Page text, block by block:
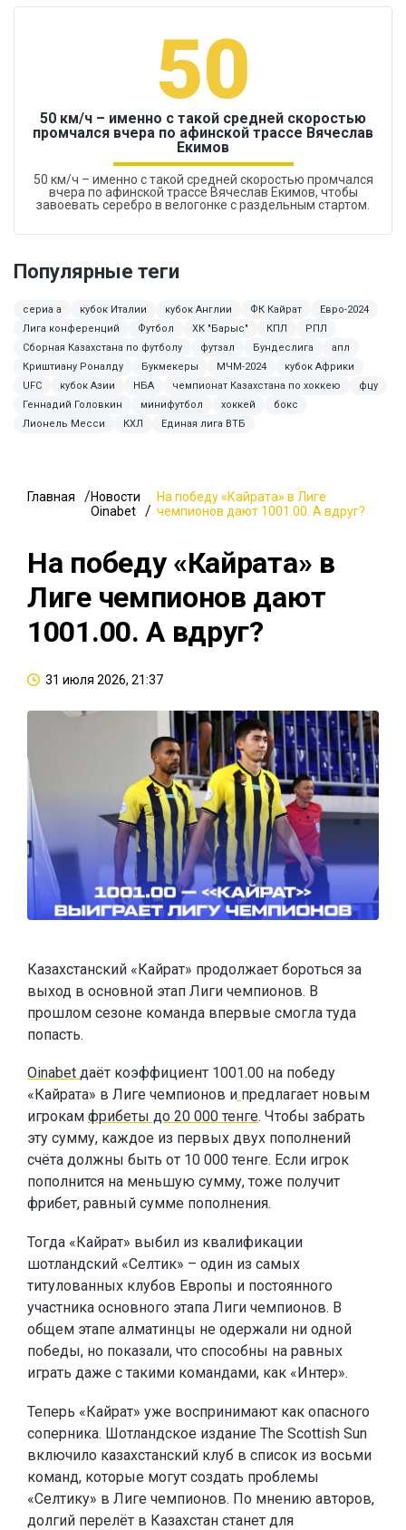
50
50 км/ч – именно с такой средней скоростью
промчался вчера по афинской трассе Вячеслав
Екимов
50 км/ч – именно с такой средней скоростью промчался
вчера по афинской трассе Вячеслав Екимов, чтобы
завоевать серебро в велогонке с раздельным стартом.
Популярные теги
сериа а кубок Италии кубок Англии ФК Кайрат
Евро-2024
Лига конференций
Футбол ХК "Барыс" КПЛ
РПЛ
Сборная Казахстана по футболу
футзал Бундеслига
апл
Криштиану Роналду
Букмекеры МЧМ-2024
кубок Африки
UFC
кубок Азии НБА чемпионат Казахстана по хоккею
фцу
Геннадий Головкин
минифутбол хоккей
бокс
Лионель Месси
КХЛ Единая лига ВТБ
Главная
Новости
Oinabet
На победу «Кайрата» в Лиге
чемпионов дают 1001.00. А вдруг?
На победу «Кайрата» в
Лиге чемпионов дают
1001.00. А вдруг?
31 июля 2026, 21:37
Казахстанский «Кайрат» продолжает бороться за
выход в основной этап Лиги чемпионов. В
прошлом сезоне команда впервые смогла туда
попасть.
Oinabet даёт коэффициент 1001.00 на победу
«Кайрата» в Лиге чемпионов и предлагает новым
игрокам фрибеты до 20 000 тенге. Чтобы забрать
эту сумму, каждое из первых двух пополнений
счёта должны быть от 10 000 тенге. Если игрок
пополнится на меньшую сумму, тоже получит
фрибет, равный сумме пополнения.
Тогда «Кайрат» выбил из квалификации
шотландский «Селтик» – один из самых
титулованных клубов Европы и постоянного
участника основного этапа Лиги чемпионов. В
общем этапе алматинцы не одержали ни одной
победы, но показали, что способны на равных
играть даже с такими командами, как «Интер».
Теперь «Кайрат» уже воспринимают как опасного
соперника. Шотландское издание The Scottish Sun
включило казахстанский клуб в список из восьми
команд, которые могут создать проблемы
«Селтику» в Лиге чемпионов. По мнению авторов,
долгий перелёт в Казахстан станет для